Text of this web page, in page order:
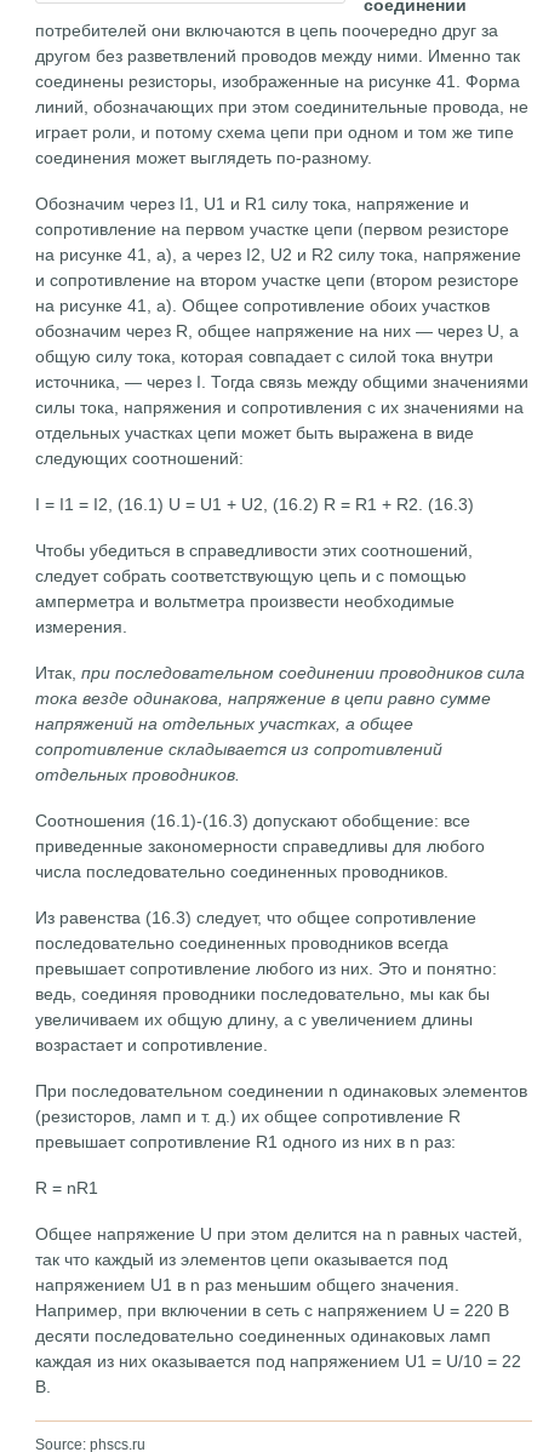
соединении
потребителей они включаются в цепь поочередно друг за
другом без разветвлений проводов между ними. Именно так
соединены резисторы, изображенные на рисунке 41. Форма
линий, обозначающих при этом соединительные провода, не
играет роли, и потому схема цепи при одном и том же типе
соединения может выглядеть по-разному.
Обозначим через I1, U1 и R1 силу тока, напряжение и
сопротивление на первом участке цепи (первом резисторе
на рисунке 41, а), а через I2, U2 и R2 силу тока, напряжение
и сопротивление на втором участке цепи (втором резисторе
на рисунке 41, а). Общее сопротивление обоих участков
обозначим через R, общее напряжение на них — через U, а
общую силу тока, которая совпадает с силой тока внутри
источника, — через I. Тогда связь между общими значениями
силы тока, напряжения и сопротивления с их значениями на
отдельных участках цепи может быть выражена в виде
следующих соотношений:
I = I1 = I2, (16.1) U = U1 + U2, (16.2) R = R1 + R2. (16.3)
Чтобы убедиться в справедливости этих соотношений,
следует собрать соответствующую цепь и с помощью
амперметра и вольтметра произвести необходимые
измерения.
Итак,при последовательном соединении проводников сила
тока везде одинакова, напряжение в цепи равно сумме
напряжений на отдельных участках, а общее
сопротивление складывается из сопротивлений
отдельных проводников.
Соотношения (16.1)-(16.3) допускают обобщение: все
приведенные закономерности справедливы для любого
числа последовательно соединенных проводников.
Из равенства (16.3) следует, что общее сопротивление
последовательно соединенных проводников всегда
превышает сопротивление любого из них. Это и понятно:
ведь, соединяя проводники последовательно, мы как бы
увеличиваем их общую длину, а с увеличением длины
возрастает и сопротивление.
При последовательном соединении n одинаковых элементов
(резисторов, ламп и т. д.) их общее сопротивление R
превышает сопротивление R1 одного из них в n раз:
R = nR1
Общее напряжение U при этом делится на n равных частей,
так что каждый из элементов цепи оказывается под
напряжением U1 в n раз меньшим общего значения.
Например, при включении в сеть с напряжением U = 220 В
десяти последовательно соединенных одинаковых ламп
каждая из них оказывается под напряжением U1 = U/10 = 22
В.
Source: phscs.ru